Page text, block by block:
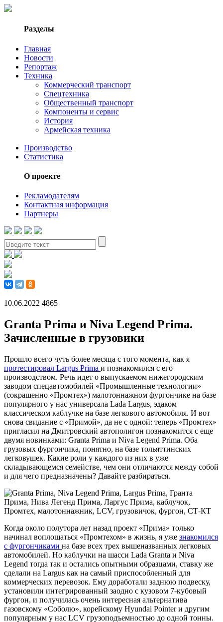
Разделы
Главная
Новости
Репортаж
Техника
Коммерческий транспорт
Спецтехника
Общественный транспорт
Компоненты и сервис
История
Армейская техника
Производство
Статистика
О проекте
Рекламодателям
Контактная информация
Партнеры
10.06.2022 4865
Granta Prima и Niva Legend Prima.
Зачисленные в грузовики
Прошло всего чуть более месяца с того момента, как я
протестировал Largus Prima и познакомился с его
производством. Речь идет о выпускаемом нижегородским
заводом спецавтомобилей «Промышленные технологии»
(сокращенно «Промтех») малотоннажном фургончике на базе
популярного у нас универсала Lada Largus, эдаком
классическом каблучке на базе легкового автомобиля. И вот
снова свидание с «Примой», да не с одной: теперь «Промтех»
пригласил на Дмитровский автополигон познакомится с еще
двумя новинками: Granta Prima и Niva Legend Prima. Оба
грузовых фургончика, понятно, на базе тольяттинских
легковушек. Какие роли у каждого из них в уже
складывающемся семействе, чем они отличаются между собой
и для чего предназначены? Давайте разбираться.
Когда около полутора лет назад проект «Прима» только
начинал воплощаться «Промтехом» в жизнь, я уже знакомился
с фургончиками на базе всех трех вышеназванных легковых
автомобилей. Но каблучки на шасси Lada Granta и Niva
Legend тогда так и остались опытными образцами, ставку же
сделали на Largus как на самый приспособленный для
коммерческих перевозок. Ему доработали заднюю подвеску,
установили интегрированный заодно с кузовом 7-кубовый
фургон, и получилась очень интересная альтернатива
газовскому «Соболю», корейскому Hyundai Pointer и другим
популярным у нас LCV грузоподъемностью до одной тонны.